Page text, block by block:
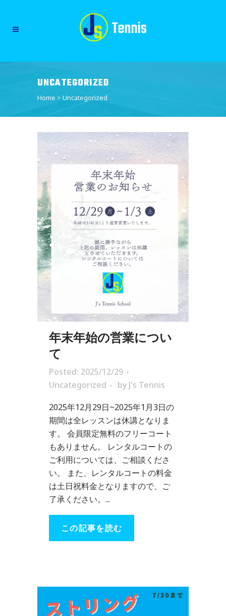
UNCATEGORIZED
Home > Uncategorized
年末年始の営業につい
て
Posted: 2025/12/29
Uncategorized
by J's Tennis
2025年12月29日~2025年1月3日の
期間は全レッスンは休講となりま
す。 会員限定無料のフリーコート
もありません。 レンタルコートの
ご利用については、ご相談くださ
い。 また、レンタルコートの料金
は土日祝料金となりますので、ご
了承ください。...
この記事を読む